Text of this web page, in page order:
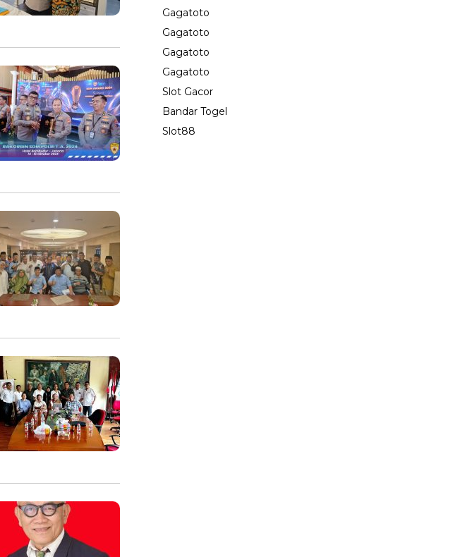
Gagatoto
Gagatoto
Gagatoto
Gagatoto
Slot Gacor
Bandar Togel
Slot88